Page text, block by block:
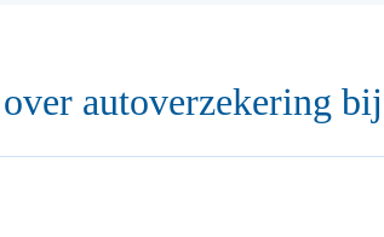
over autoverzekering